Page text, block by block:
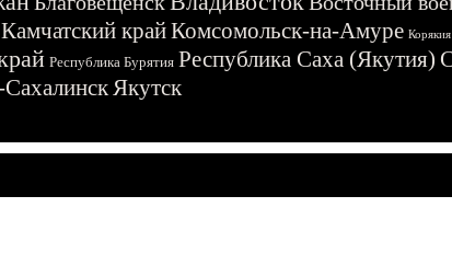
Камчатский крайКомсомольск-на-Амуре Корякия
Республика Бурятия Республика Саха (Якутия)
Якутск